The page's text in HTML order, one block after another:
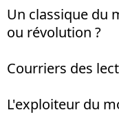
Un classique du
ou révolution ?
Courriers des
L'exploiteur du